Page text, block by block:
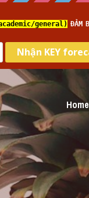
Home